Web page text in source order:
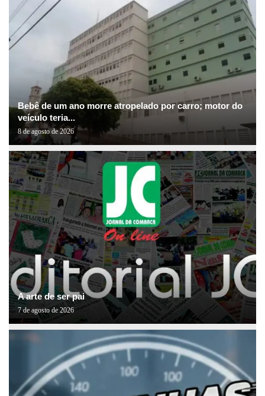
Bebê de um ano morre atropelado por carro; motor do
veículo teria...
8 de agosto de 2026
A arte de ser pai
7 de agosto de 2026